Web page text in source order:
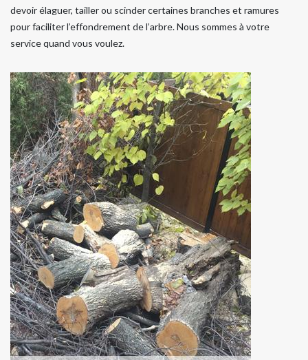
devoir élaguer, tailler ou scinder certaines branches et ramures
pour faciliter l’effondrement de l’arbre. Nous sommes à votre
service quand vous voulez.